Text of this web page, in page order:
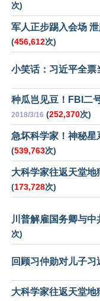
次)
军人正步踢入会场
(456,612次)
小笑话：习近平全票
种瓜岂见豆！FBI二
2018/3/16 (252,370次)
急坏科学家！神秘星
(539,763次)
大科学家往返天堂地
(173,728次)
川普解雇国务卿与
次)
回顾习仲勋对儿子习
大科学家往返天堂地